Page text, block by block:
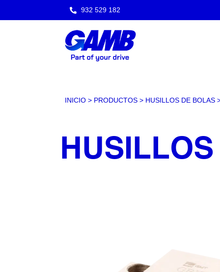
932 529 182
INICIO > PRODUCTOS > HUSILLOS DE BOLAS